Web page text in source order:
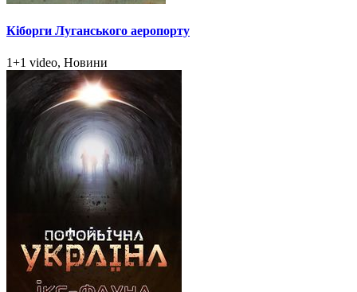
Кіборги Луганського аеропорту
1+1 video, Новини